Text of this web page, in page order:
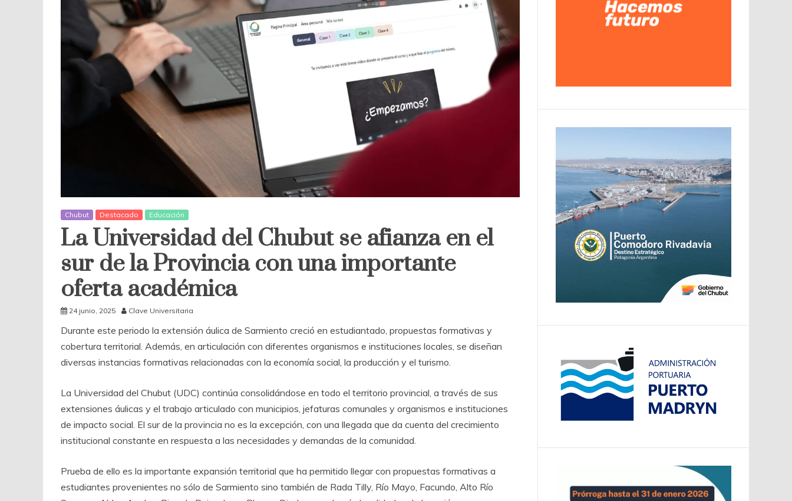
Chubut Destacado Educación
La Universidad del Chubut se afianza en el
sur de la Provincia con una importante
oferta académica
24 junio, 2025 Clave Universitaria
Durante este periodo la extensión áulica de Sarmiento creció en estudiantado, propuestas formativas y
cobertura territorial. Además, en articulación con diferentes organismos e instituciones locales, se diseñan
diversas instancias formativas relacionadas con la economía social, la producción y el turismo.
La Universidad del Chubut (UDC) continúa consolidándose en todo el territorio provincial, a través de sus
extensiones áulicas y el trabajo articulado con municipios, jefaturas comunales y organismos e instituciones
de impacto social. El sur de la provincia no es la excepción, con una llegada que da cuenta del crecimiento
institucional constante en respuesta a las necesidades y demandas de la comunidad.
Prueba de ello es la importante expansión territorial que ha permitido llegar con propuestas formativas a
estudiantes provenientes no sólo de Sarmiento sino también de Rada Tilly, Río Mayo, Facundo, Alto Río